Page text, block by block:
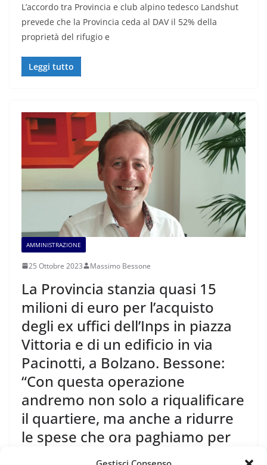
L’accordo tra Provincia e club alpino tedesco Landshut
prevede che la Provincia ceda al DAV il 52% della
proprietà del rifugio e
Leggi tutto
AMMINISTRAZIONE
25 Ottobre 2023 Massimo Bessone
La Provincia stanzia quasi 15
milioni di euro per l’acquisto
degli ex uffici dell’Inps in piazza
Vittoria e di un edificio in via
Pacinotti, a Bolzano. Bessone:
“Con questa operazione
andremo non solo a riqualificare
il quartiere, ma anche a ridurre
le spese che ora paghiamo per
l’affitto di uffici”